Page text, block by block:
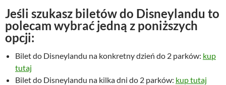
Jeśli szukasz biletów do Disneylandu to
polecam wybrać jedną z poniższych
opcji:
Bilet do Disneylandu na konkretny dzień do 2 parków: kup
tutaj
Bilet do Disneylandu na kilka dni do 2 parków: kup tutaj